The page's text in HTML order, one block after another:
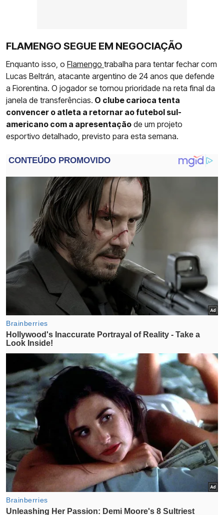
FLAMENGO SEGUE EM NEGOCIAÇÃO
Enquanto isso, o Flamengo trabalha para tentar fechar com
Lucas Beltrán, atacante argentino de 24 anos que defende
a Fiorentina. O jogador se tornou prioridade na reta final da
janela de transferências. O clube carioca tenta
convencer o atleta a retornar ao futebol sul-
americano com a apresentação de um projeto
esportivo detalhado, previsto para esta semana.